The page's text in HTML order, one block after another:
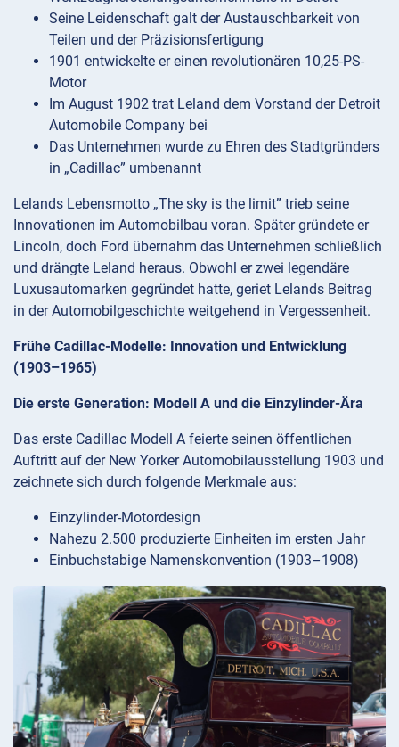
Seine Leidenschaft galt der Austauschbarkeit von
Teilen und der Präzisionsfertigung
1901 entwickelte er einen revolutionären 10,25-PS-
Motor
Im August 1902 trat Leland dem Vorstand der Detroit
Automobile Company bei
Das Unternehmen wurde zu Ehren des Stadtgründers
in „Cadillac” umbenannt
Lelands Lebensmotto „The sky is the limit” trieb seine
Innovationen im Automobilbau voran. Später gründete er
Lincoln, doch Ford übernahm das Unternehmen schließlich
und drängte Leland heraus. Obwohl er zwei legendäre
Luxusautomarken gegründet hatte, geriet Lelands Beitrag
in der Automobilgeschichte weitgehend in Vergessenheit.
Frühe Cadillac-Modelle: Innovation und Entwicklung
(1903–1965)
Die erste Generation: Modell A und die Einzylinder-Ära
Das erste Cadillac Modell A feierte seinen öffentlichen
Auftritt auf der New Yorker Automobilausstellung 1903 und
zeichnete sich durch folgende Merkmale aus:
Einzylinder-Motordesign
Nahezu 2.500 produzierte Einheiten im ersten Jahr
Einbuchstabige Namenskonvention (1903–1908)